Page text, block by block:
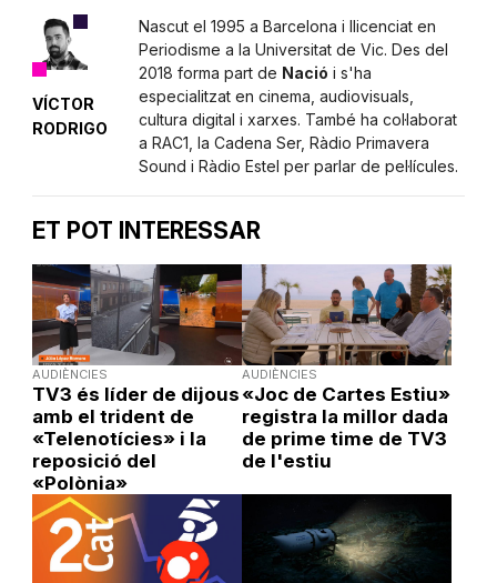
VÍCTOR
RODRIGO
Nascut el 1995 a Barcelona i llicenciat en
Periodisme a la Universitat de Vic. Des del
2018 forma part de Nació i s'ha
especialitzat en cinema, audiovisuals,
cultura digital i xarxes. També ha col·laborat
a RAC1, la Cadena Ser, Ràdio Primavera
Sound i Ràdio Estel per parlar de pel·lícules.
ET POT INTERESSAR
AUDIÈNCIES
TV3 és líder de dijous
amb el trident de
«Telenotícies» i la
reposició del
«Polònia»
AUDIÈNCIES
«Joc de Cartes Estiu»
registra la millor dada
de prime time de TV3
de l'estiu